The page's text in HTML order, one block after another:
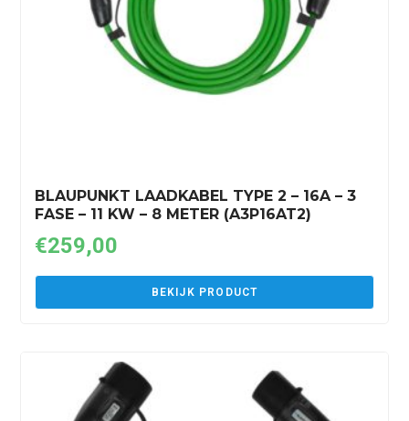
BLAUPUNKT LAADKABEL TYPE 2 – 16A – 3
FASE – 11 KW – 8 METER (A3P16AT2)
€259,00
BEKIJK PRODUCT